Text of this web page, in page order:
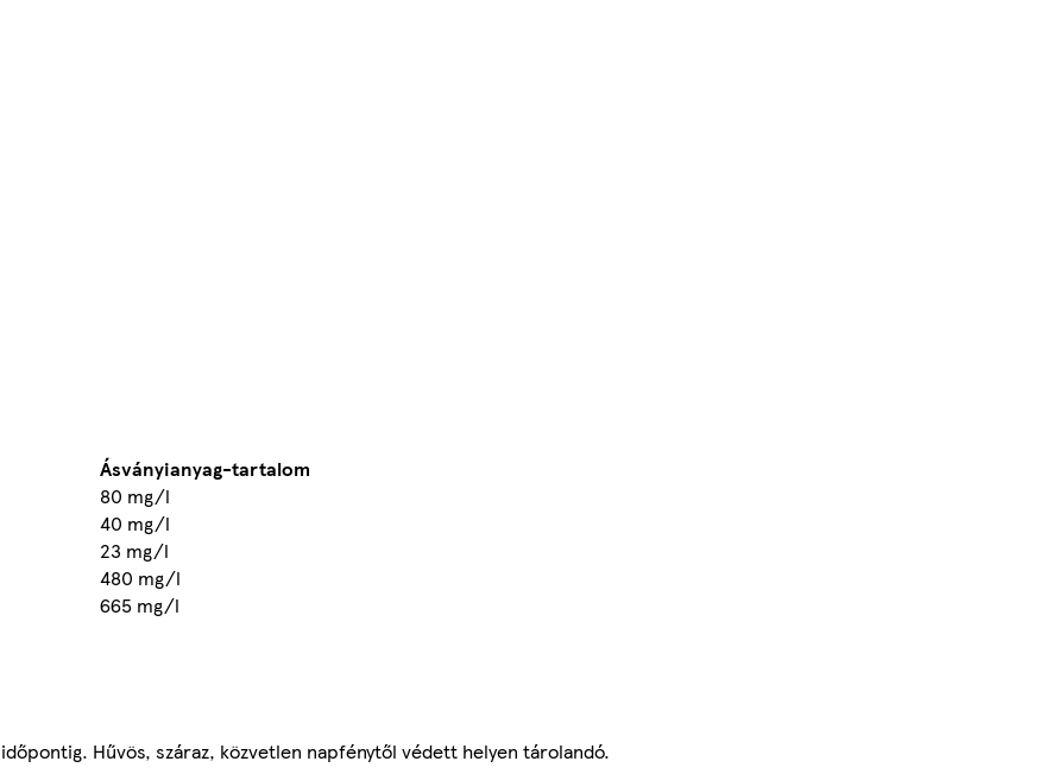
Ásványianyag-tartalom
80 mg/l
40 mg/l
23 mg/l
480 mg/l
665 mg/l
Hűvös, száraz, közvetlen napfénytől védett helyen tárolandó.